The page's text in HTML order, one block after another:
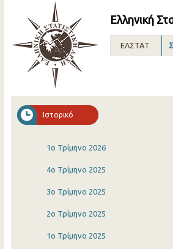
Ελληνική
ΕΛΣΤΑΤ
Ιστορικό
1o Τρίμηνο 2026
4o Τρίμηνο 2025
3o Τρίμηνο 2025
2o Τρίμηνο 2025
1o Τρίμηνο 2025